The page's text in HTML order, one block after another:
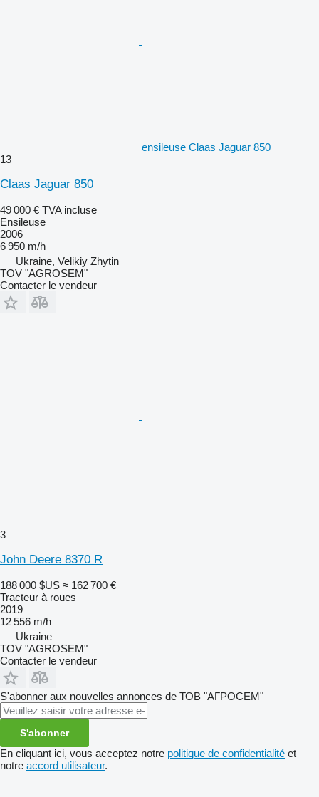
ensileuse Claas Jaguar 850
13
Claas Jaguar 850
49 000 € TVA incluse
Ensileuse
2006
6 950 m/h
Ukraine, Velikiy Zhytin
TOV "AGROSEM"
Contacter le vendeur
3
John Deere 8370 R
188 000 $US ≈ 162 700 €
Tracteur à roues
2019
12 556 m/h
Ukraine
TOV "AGROSEM"
Contacter le vendeur
S'abonner aux nouvelles annonces de ТОВ "АГРОСЕМ"
S'abonner
En cliquant ici, vous acceptez notre politique de confidentialité et
notre accord utilisateur.